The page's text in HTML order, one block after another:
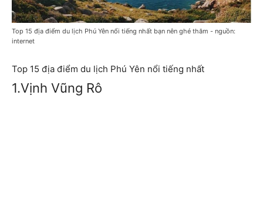
Top 15 địa điểm du lịch Phú Yên nổi tiếng nhất bạn nên ghé thăm - nguồn:
internet
Top 15 địa điểm du lịch Phú Yên nổi tiếng nhất
1.Vịnh Vũng Rô